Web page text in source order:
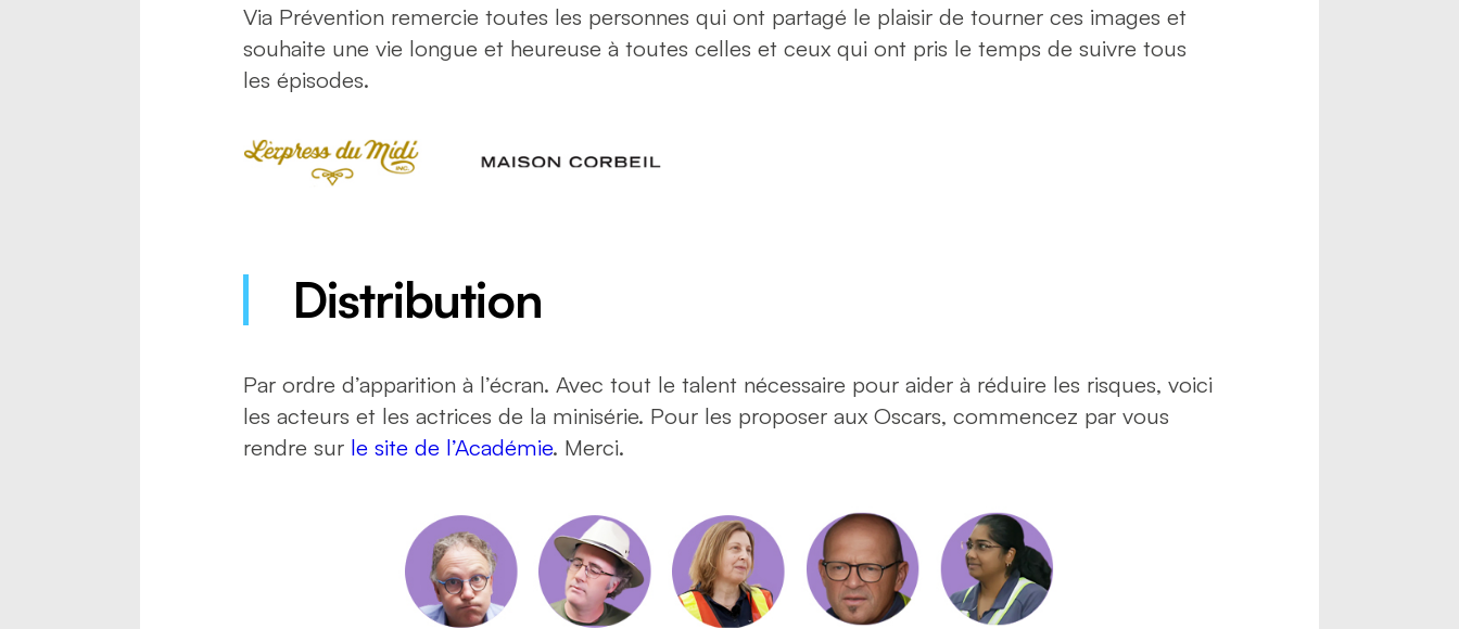
Via Prévention remercie toutes les personnes qui ont partagé le plaisir de tourner ces images et
souhaite une vie longue et heureuse à toutes celles et ceux qui ont pris le temps de suivre tous
les épisodes.
Distribution
Par ordre d’apparition à l’écran. Avec tout le talent nécessaire pour aider à réduire les risques, voici
les acteurs et les actrices de la minisérie. Pour les proposer aux Oscars, commencez par vous
rendre sur le site de l’Académie. Merci.